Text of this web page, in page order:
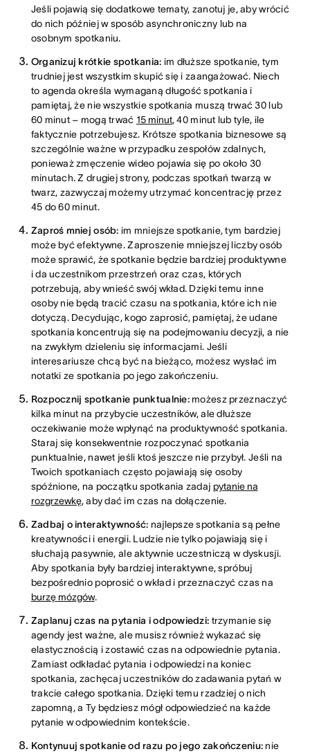
Jeśli pojawią się dodatkowe tematy, zanotuj je, aby wrócić
do nich później w sposób asynchroniczny lub na
osobnym spotkaniu.
Organizuj krótkie spotkania: im dłuższe spotkanie, tym
trudniej jest wszystkim skupić się i zaangażować. Niech
to agenda określa wymaganą długość spotkania i
pamiętaj, że nie wszystkie spotkania muszą trwać 30 lub
60 minut – mogą trwać 15 minut, 40 minut lub tyle, ile
faktycznie potrzebujesz. Krótsze spotkania biznesowe są
szczególnie ważne w przypadku zespołów zdalnych,
ponieważ zmęczenie wideo pojawia się po około 30
minutach. Z drugiej strony, podczas spotkań twarzą w
twarz, zazwyczaj możemy utrzymać koncentrację przez
45 do 60 minut.
Zaproś mniej osób: im mniejsze spotkanie, tym bardziej
może być efektywne. Zaproszenie mniejszej liczby osób
może sprawić, że spotkanie będzie bardziej produktywne
i da uczestnikom przestrzeń oraz czas, których
potrzebują, aby wnieść swój wkład. Dzięki temu inne
osoby nie będą tracić czasu na spotkania, które ich nie
dotyczą. Decydując, kogo zaprosić, pamiętaj, że udane
spotkania koncentrują się na podejmowaniu decyzji, a nie
na zwykłym dzieleniu się informacjami. Jeśli
interesariusze chcą być na bieżąco, możesz wysłać im
notatki ze spotkania po jego zakończeniu.
Rozpocznij spotkanie punktualnie:możesz przeznaczyć
kilka minut na przybycie uczestników, ale dłuższe
oczekiwanie może wpłynąć na produktywność spotkania.
Staraj się konsekwentnie rozpoczynać spotkania
punktualnie, nawet jeśli ktoś jeszcze nie przybył. Jeśli na
Twoich spotkaniach często pojawiają się osoby
spóźnione, na początku spotkania zadaj pytanie na
rozgrzewkę, aby dać im czas na dołączenie.
Zadbaj o interaktywność: najlepsze spotkania są pełne
kreatywności i energii. Ludzie nie tylko pojawiają się i
słuchają pasywnie, ale aktywnie uczestniczą w dyskusji.
Aby spotkania były bardziej interaktywne, spróbuj
bezpośrednio poprosić o wkład i przeznaczyć czas na
burzę mózgów.
Zaplanuj czas na pytania i odpowiedzi: trzymanie się
agendy jest ważne, ale musisz również wykazać się
elastycznością i zostawić czas na odpowiednie pytania.
Zamiast odkładać pytania i odpowiedzi na koniec
spotkania, zachęcaj uczestników do zadawania pytań w
trakcie całego spotkania. Dzięki temu rzadziej o nich
zapomną, a Ty będziesz mógł odpowiedzieć na każde
pytanie w odpowiednim kontekście.
Kontynuuj spotkanie od razu po jego zakończeniu:nie